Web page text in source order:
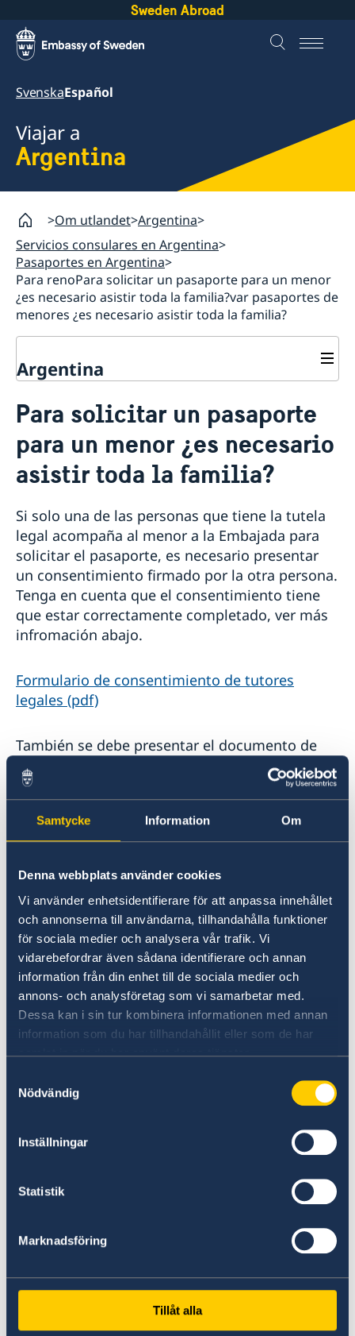
Samtycke Information Om
Denna webbplats använder cookies
Vi använder enhetsidentifierare för att anpassa innehållet
och annonserna till användarna, tillhandahålla funktioner
för sociala medier och analysera vår trafik. Vi
vidarebefordrar även sådana identifierare och annan
information från din enhet till de sociala medier och
annons- och analysföretag som vi samarbetar med.
Dessa kan i sin tur kombinera informationen med annan
information som du har tillhandahållit eller som de har
samlat in när du har använt deras tjänster.
Nödvändig
Inställningar
Statistik
Marknadsföring
Tillåt alla
Sweden Abroad
SvenskaEspañol
Viajar a
Argentina
Om utlandet Argentina
Servicios consulares en Argentina
Pasaportes en Argentina
Para renoPara solicitar un pasaporte para un menor
¿es necesario asistir toda la familia?var pasaportes de
menores ¿es necesario asistir toda la familia?
Argentina
Votar en Argentina
Pasaportes en Argentina
Solicitud de pasaporte para mayores de edad
Solicitud de pasaporte para menores de edad
Pasaporte provisorio
Número de coordinación
Pérdida de pasaporte
Entrega de pasaporte o cédula de identidad nacional
Ciudadanía sueca en Argentina
extranjero
Ciudadanía de menores con padre sueco que
nacieron en el exterior antes del 1 de abril 2015
Perder o conservar la ciudadanía sueca
Doble ciudadanía
Fe de vida en Argentina
Registro de defunción en Argentina
Legalizaciones en Argentina
Aranceles en Argentina
Para solicitar un pasaporte
para un menor ¿es necesario
asistir toda la familia?
Si solo una de las personas que tiene la tutela
legal acompaña al menor a la Embajada para
solicitar el pasaporte, es necesario presentar
un consentimiento firmado por la otra persona.
Tenga en cuenta que el consentimiento tiene
que estar correctamente completado, ver más
infromación abajo.
Formulario de consentimiento de tutores
legales (pdf)
También se debe presentar el documento de
identidad de la persona que tiene la tutela legal
ausente.
Si la tutela legal solo la tiene una persona, esto
Para que el formulario sea válido, se
deben cumplir los siguientes
requisitos
Debe completarse el número personal o
de coordinación del menor.
En caso de custodia compartida, ambos
tutores deben dar su consentimiento. El
formularios separados. Tenga en cuenta
completos.
documento al que se refiere la solicitud.
atestiguada por una persona externa con
número de teléfono y fecha de nacimiento.
La persona que atestigua debe ser mayor